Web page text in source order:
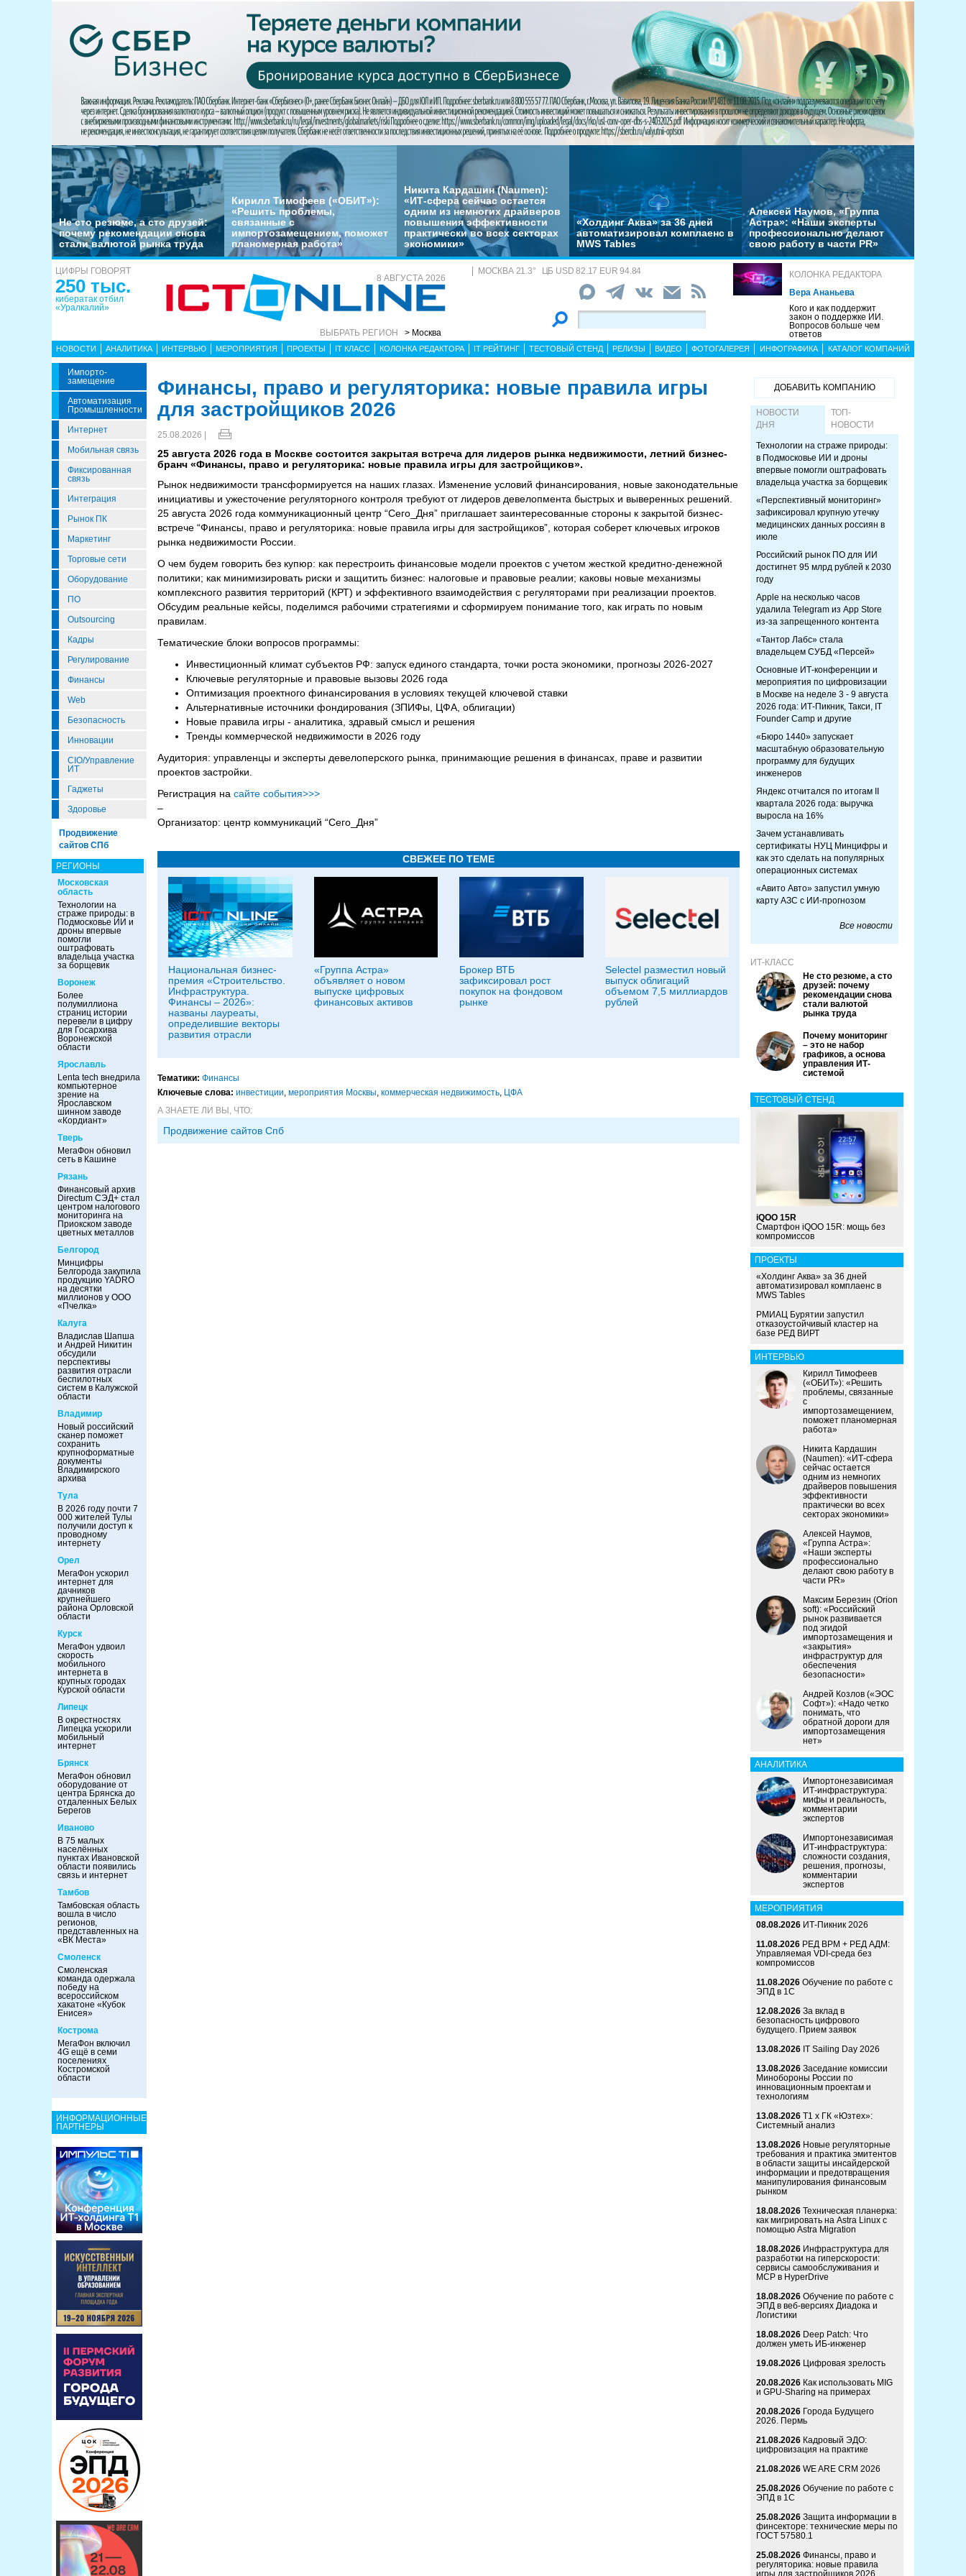
Не сто резюме, а сто друзей:
почему рекомендации снова
стали валютой рынка труда
Кирилл Тимофеев («ОБИТ»):
«Решить проблемы,
связанные с
импортозамещением, поможет
планомерная работа»
Никита Кардашин (Naumen):
«ИТ-сфера сейчас остается
одним из немногих драйверов
повышения эффективности
практически во всех секторах
экономики»
«Холдинг Аква» за 36 дней
автоматизировал комплаенс в
MWS Tables
Алексей Наумов, «Группа
Астра»: «Наши эксперты
профессионально делают
свою работу в части PR»
ЦИФРЫ ГОВОРЯТ
250 тыс.
кибератак отбил
«Уралкалий»
8 АВГУСТА 2026
ВЫБРАТЬ РЕГИОН > Москва
МОСКВА 21.3° ЦБ USD 82.17 EUR 94.84
КОЛОНКА РЕДАКТОРА
Вера Ананьева
Кого и как поддержит
закон о поддержке ИИ.
Вопросов больше чем
ответов
НОВОСТИ АНАЛИТИКА ИНТЕРВЬЮ МЕРОПРИЯТИЯ ПРОЕКТЫ IT КЛАСС КОЛОНКА РЕДАКТОРА IT РЕЙТИНГ ТЕСТОВЫЙ СТЕНД РЕЛИЗЫ ВИДЕО ФОТОГАЛЕРЕЯ ИНФОГРАФИКА КАТАЛОГ КОМПАНИЙ
Импорто­
Замещение
Автоматизация
Промышленности
Интернет
Мобильная связь
Фиксированная
связь
Интеграция
Рынок ПК
Маркетинг
Торговые сети
Оборудование
ПО
Outsourcing
Кадры
Регулирование
Финансы
Web
Безопасность
Инновации
CIO/Управление
ИТ
Гаджеты
Здоровье
Продвижение
сайтов СПб
РЕГИОНЫ
Московская
область
Технологии на
страже природы: в
Подмосковье ИИ и
дроны впервые
помогли
оштрафовать
владельца участка
за борщевик
Воронеж
Более
полумиллиона
страниц истории
перевели в цифру
для Госархива
Воронежской
области
Ярославль
Lenta tech внедрила
компьютерное
зрение на
Ярославском
шинном заводе
«Кордиант»
Тверь
МегаФон обновил
сеть в Кашине
Рязань
Финансовый архив
Directum СЭД+ стал
центром налогового
мониторинга на
Приокском заводе
цветных металлов
Белгород
Минцифры
Белгорода закупила
продукцию YADRO
на десятки
миллионов у ООО
«Пчелка»
Калуга
Владислав Шапша
и Андрей Никитин
обсудили
перспективы
развития отрасли
беспилотных
систем в Калужской
области
Владимир
Новый российский
сканер поможет
сохранить
крупноформатные
документы
Владимирского
архива
Тула
В 2026 году почти 7
000 жителей Тулы
получили доступ к
проводному
интернету
Орел
МегаФон ускорил
интернет для
дачников
крупнейшего
района Орловской
области
Курск
МегаФон удвоил
скорость
мобильного
интернета в
крупных городах
Курской области
Липецк
В окрестностях
Липецка ускорили
мобильный
интернет
Брянск
МегаФон обновил
оборудование от
центра Брянска до
отдаленных Белых
Берегов
Иваново
В 75 малых
населённых
пунктах Ивановской
области появились
связь и интернет
Тамбов
Тамбовская область
вошла в число
регионов,
представленных на
«ВК Места»
Смоленск
Смоленская
команда одержала
победу на
всероссийском
хакатоне «Кубок
Енисея»
Кострома
МегаФон включил
4G ещё в семи
поселениях
Костромской
области
ИНФОРМАЦИОННЫЕ
ПАРТНЕРЫ
Финансы, право и регуляторика: новые правила игры
для застройщиков 2026
25.08.2026 |
25 августа 2026 года в Москве состоится закрытая встреча для лидеров рынка недвижимости, летний бизнес-
бранч «Финансы, право и регуляторика: новые правила игры для застройщиков».
Рынок недвижимости трансформируется на наших глазах. Изменение условий финансирования, новые законодательные
инициативы и ужесточение регуляторного контроля требуют от лидеров девелопмента быстрых и выверенных решений.
25 августа 2026 года коммуникационный центр “Сего_Дня” приглашает заинтересованные стороны к закрытой бизнес-
встрече “Финансы, право и регуляторика: новые правила игры для застройщиков”, которая соберет ключевых игроков
рынка недвижимости России.
О чем будем говорить без купюр: как перестроить финансовые модели проектов с учетом жесткой кредитно-денежной
политики; как минимизировать риски и защитить бизнес: налоговые и правовые реалии; каковы новые механизмы
комплексного развития территорий (КРТ) и эффективного взаимодействия с регуляторами при реализации проектов.
Обсудим реальные кейсы, поделимся рабочими стратегиями и сформируем понимание того, как играть по новым
правилам.
Тематические блоки вопросов программы:
Инвестиционный климат субъектов РФ: запуск единого стандарта, точки роста экономики, прогнозы 2026-2027
Ключевые регуляторные и правовые вызовы 2026 года
Оптимизация проектного финансирования в условиях текущей ключевой ставки
Альтернативные источники фондирования (ЗПИФы, ЦФА, облигации)
Новые правила игры - аналитика, здравый смысл и решения
Тренды коммерческой недвижимости в 2026 году
Аудитория: управленцы и эксперты девелоперского рынка, принимающие решения в финансах, праве и развитии
проектов застройки.
Регистрация на сайте события>>>
–
Организатор: центр коммуникаций “Сего_Дня”
СВЕЖЕЕ ПО ТЕМЕ
Национальная бизнес-
премия «Строительство.
Инфраструктура.
Финансы – 2026»:
названы лауреаты,
определившие векторы
развития отрасли
«Группа Астра»
объявляет о новом
выпуске цифровых
финансовых активов
Брокер ВТБ
зафиксировал рост
покупок на фондовом
рынке
Selectel разместил новый
выпуск облигаций
объемом 7,5 миллиардов
рублей
Тематики: Финансы
Ключевые слова: инвестиции, мероприятия Москвы, коммерческая недвижимость, ЦФА
А ЗНАЕТЕ ЛИ ВЫ, ЧТО:
Продвижение сайтов Спб
ДОБАВИТЬ КОМПАНИЮ
НОВОСТИ
ДНЯ
ТОП-
НОВОСТИ
Технологии на страже природы:
в Подмосковье ИИ и дроны
впервые помогли оштрафовать
владельца участка за борщевик
«Перспективный мониторинг»
зафиксировал крупную утечку
медицинских данных россиян в
июле
Российский рынок ПО для ИИ
достигнет 95 млрд рублей к 2030
году
Apple на несколько часов
удалила Telegram из App Store
из-за запрещенного контента
«Тантор Лабс» стала
владельцем СУБД «Персей»
Основные ИТ-конференции и
мероприятия по цифровизации
в Москве на неделе 3 - 9 августа
2026 года: ИТ-Пикник, Такси, IT
Founder Camp и другие
«Бюро 1440» запускает
масштабную образовательную
программу для будущих
инженеров
Яндекс отчитался по итогам II
квартала 2026 года: выручка
выросла на 16%
Зачем устанавливать
сертификаты НУЦ Минцифры и
как это сделать на популярных
операционных системах
«Авито Авто» запустил умную
карту АЗС с ИИ-прогнозом
Все новости
ИТ-КЛАСС
Не сто резюме, а сто
друзей: почему
рекомендации снова
стали валютой
рынка труда
Почему мониторинг
– это не набор
графиков, а основа
управления ИТ-
системой
ТЕСТОВЫЙ СТЕНД
iQOO 15R
Смартфон iQOO 15R: мощь без
компромиссов
ПРОЕКТЫ
«Холдинг Аква» за 36 дней
автоматизировал комплаенс в
MWS Tables
РМИАЦ Бурятии запустил
отказоустойчивый кластер на
базе РЕД ВИРТ
ИНТЕРВЬЮ
Кирилл Тимофеев
(«ОБИТ»): «Решить
проблемы, связанные
с
импортозамещением,
поможет планомерная
работа»
Никита Кардашин
(Naumen): «ИТ-сфера
сейчас остается
одним из немногих
драйверов повышения
эффективности
практически во всех
секторах экономики»
Алексей Наумов,
«Группа Астра»:
«Наши эксперты
профессионально
делают свою работу в
части PR»
Максим Березин (Orion
soft): «Российский
рынок развивается
под эгидой
импортозамещения и
«закрытия»
инфраструктур для
обеспечения
безопасности»
Андрей Козлов («ЭОС
Софт»): «Надо четко
понимать, что
обратной дороги для
импортозамещения
нет»
АНАЛИТИКА
Импортонезависимая
ИТ-инфраструктура:
мифы и реальность,
комментарии
экспертов
Импортонезависимая
ИТ-инфраструктура:
сложности создания,
решения, прогнозы,
комментарии
экспертов
МЕРОПРИЯТИЯ
08.08.2026 ИТ-Пикник 2026
11.08.2026 РЕД ВРМ + РЕД АДМ:
Управляемая VDI-среда без
компромиссов
11.08.2026 Обучение по работе с
ЭПД в 1С
12.08.2026 За вклад в
безопасность цифрового
будущего. Прием заявок
13.08.2026 IT Sailing Day 2026
13.08.2026 Заседание комиссии
Минобороны России по
инновационным проектам и
технологиям
13.08.2026 Т1 x ГК «Юзтех»:
Системный анализ
13.08.2026 Новые регуляторные
требования и практика эмитентов
в области защиты инсайдерской
информации и предотвращения
манипулирования финансовым
рынком
18.08.2026 Техническая планерка:
как мигрировать на Astra Linux с
помощью Astra Migration
18.08.2026 Инфраструктура для
разработки на гиперскорости:
сервисы самообслуживания и
MCP в HyperDrive
18.08.2026 Обучение по работе с
ЭПД в веб-версиях Диадока и
Логистики
18.08.2026 Deep Patch: Что
должен уметь ИБ-инженер
19.08.2026 Цифровая зрелость
20.08.2026 Как использовать MIG
и GPU-Sharing на примерах
20.08.2026 Города Будущего
2026. Пермь
21.08.2026 Кадровый ЭДО:
цифровизация на практике
21.08.2026 WE ARE CRM 2026
25.08.2026 Обучение по работе с
ЭПД в 1С
25.08.2026 Защита информации в
финсекторе: технические меры по
ГОСТ 57580.1
25.08.2026 Финансы, право и
регуляторика: новые правила